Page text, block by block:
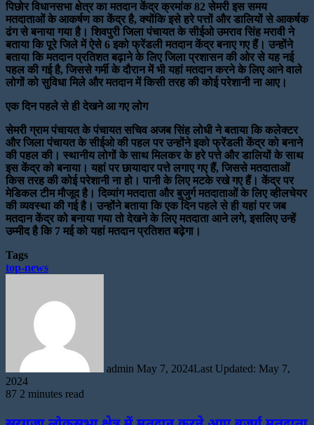
पिछोर विधानसभा क्षेत्र का मतदान केंद्र क्रमांक 82 सेमरी इस समय
मतदाताओं के आकर्षण का केंद्र है, क्योंकि इसे हरे पत्तों और डालियों से आकर्षक
ढंग से बनाया गया है। शिवपुरी जिला पंचायत के सीईओ उमराव सिंह मरावी ने
बताया कि पूरे जिले में ऐसे 6 इको फ्रेंडली मतदान केंद्र बनाए गए हैं। उन्होंने
बताया कि मतदान प्रतिशत बढ़ाने के लिए जिला प्रशासन की ओर से यह नई
पहल की गई है, जिससे गर्मी के दौरान में भी यहां मतदान करने के लिए आने वाले
लोगों को सुविधा मिले और मतदान में किसी तरह की कोई परेशानी ना आए।
एक दिन पहले से ही देखने आ गए लोग
सेमरी ग्राम पंचायत के पंचायत सचिव अजब सिंह लोधी ने बताया कि कलेक्टर
और जिला पंचायत के सीईओ की पहल पर उन्होंने इको फ्रेंडली केंद्र को बनाने
की पहल की। स्थानीय लोगों के साथ मिलकर के हरे पत्ते और डालियों के साथ
इस केंद्र को बनाया। यहां पर छायादार पत्ते लगाए गए हैं, जिससे मतदाताओं
किस तरह की कोई परेशानी ना हो। पानी के लिए मटके रखे गए हैं। केंद्र पर
मेडिकल टीम मौजूद है। दिव्यांग मतदाता और बुजुर्ग मतदाताओं के लिए व्हीलचेयर
की व्यवस्था की गई है। उन्होंने बताया कि एक दिन पहले से ही यहां पर जब
मतदान केंद्र को बनाया गया तो देखने के लिए मतदाता आने लगे, इसलिए उन्हें
उम्मीद है कि 7 मई को यहां मतदान प्रतिशत बढ़ेगा।
Tags
top-news
admin May 7, 2024Last Updated: May 7,
2024
87 2 minutes read